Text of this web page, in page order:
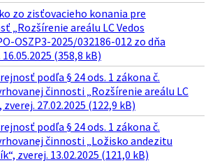
zo zisťovacieho konania pre
„Rozšírenie areálu LC Vedos
OSZP3-2025/032186-012 zo dňa
(358,8 kB)
podľa § 24 ods. 1 zákona č.
činnosti „Rozšírenie areálu LC
zverej. 27.02.2025 (122,9 kB)
podľa § 24 ods. 1 zákona č.
činnosti „Ložisko andezitu
zverej. 13.02.2025 (121,0 kB)